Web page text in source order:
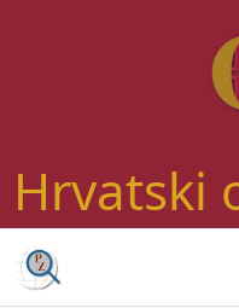
Hrvatski